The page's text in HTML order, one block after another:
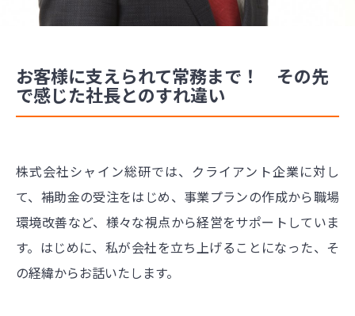
お客様に支えられて常務まで！ その先
で感じた社長とのすれ違い
株式会社シャイン総研では、クライアント企業に対し
て、補助金の受注をはじめ、事業プランの作成から職場
環境改善など、様々な視点から経営をサポートしていま
す。はじめに、私が会社を立ち上げることになった、そ
の経緯からお話いたします。